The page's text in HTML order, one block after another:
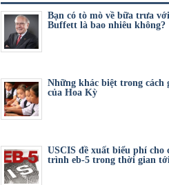
Bạn có tò mò về bữa trưa
Buffett là bao nhiêu không?
Những khác biệt trong cách
của Hoa Kỳ
USCIS đề xuất biểu phí cho
trình eb-5 trong thời gian